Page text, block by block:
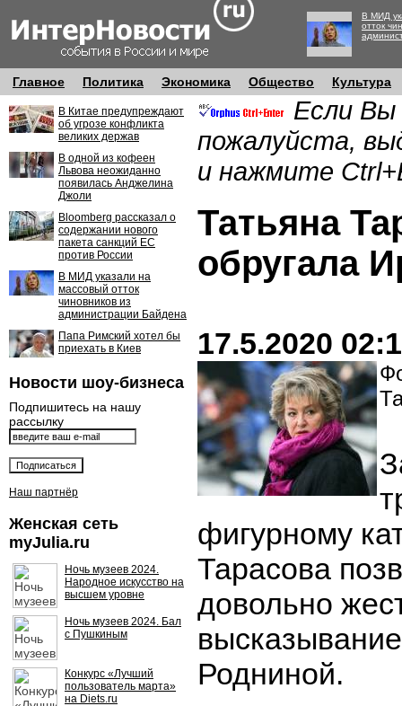
В МИД
отток
Главное Политика Экономика Общество Культура
В Китае предупреждают
об угрозе конфликта
великих держав
В одной из кофеен
Львова неожиданно
появилась Анджелина
Джоли
Bloomberg рассказал о
содержании нового
пакета санкций ЕС
против России
В МИД указали на
массовый отток
чиновников из
администрации Байдена
Папа Римский хотел бы
приехать в Киев
Новости шоу-бизнеса
Подпишитесь на нашу
рассылку
Наш партнёр
Женская сеть
myJulia.ru
Ночь музеев 2024.
Народное искусство на
высшем уровне
Ночь музеев 2024. Бал
с Пушкиным
Конкурс «Лучший
пользователь марта»
на Diets.ru
Если Вы
пожалуйста,
и нажмите
Татьяна
обругала
17.5.2020
фигурному
Тарасова
довольно
Родниной.